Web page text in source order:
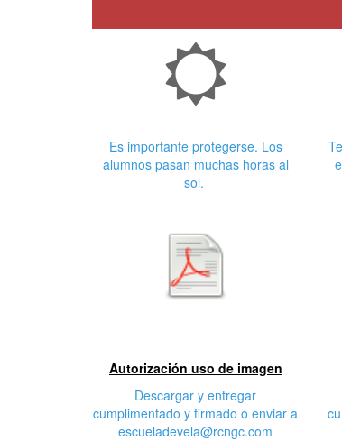
Es importante protegerse. Los
alumnos pasan muchas horas al
sol.
Autorización uso de imagen
Descargar y entregar
cumplimentado y firmado o enviar a
escueladevela@rcngc.com